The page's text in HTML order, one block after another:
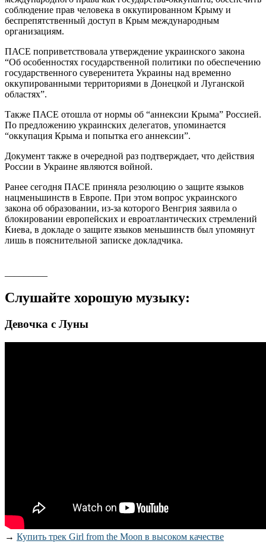
соблюдение прав человека в оккупированном Крыму и
беспрепятственный доступ в Крым международным
организациям.
ПАСЕ поприветствовала утверждение украинского закона
“Об особенностях государственной политики по обеспечению
государственного суверенитета Украины над временно
оккупированными территориями в Донецкой и Луганской
областях”.
Также ПАСЕ отошла от нормы об “аннексии Крыма” Россией.
По предложению украинских делегатов, упоминается
“оккупация Крыма и попытка его аннексии”.
Документ также в очередной раз подтверждает, что действия
России в Украине являются войной.
Ранее сегодня ПАСЕ приняла резолюцию о защите языков
нацменьшинств в Европе. При этом вопрос украинского
закона об образовании, из-за которого Венгрия заявила о
блокировании европейских и евроатлантических стремлений
Киева, в докладе о защите языков меньшинств был упомянут
лишь в пояснительной записке докладчика.
Слушайте хорошую музыку:
Девочка с Луны
→ Купить трек Girl from the Moon в высоком качестве